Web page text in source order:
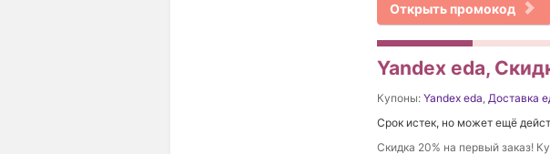
Открыть промокод
Yandex eda,
Купоны: Yandex eda, Доставка
Срок истек, но может ещё
Скидка 20% на первый заказ!